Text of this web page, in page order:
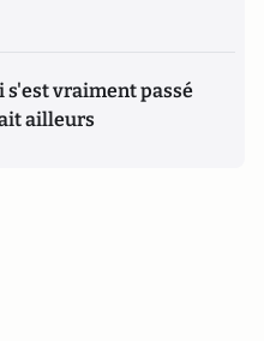
s'est vraiment passé
ailleurs